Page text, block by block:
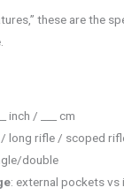
these are the
inch / ___ cm
/ long rifle / scoped
double
: external pockets